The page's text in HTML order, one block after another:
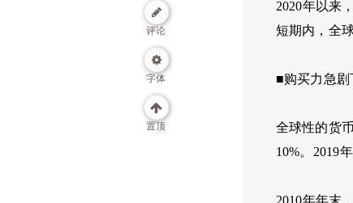
评论
字体
置顶
2020年以来
短期内，全
■购买力急剧
全球性的货
10%。2019
2010年年末